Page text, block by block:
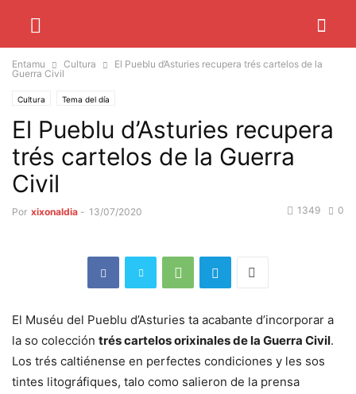
Entamu Cultura
El Pueblu d’Asturies recupera trés cartelos de la
Guerra Civil
Cultura Tema del día
El Pueblu d’Asturies recupera
trés cartelos de la Guerra
Civil
Por xixonaldia - 13/07/2020 0
1349
El Muséu del Pueblu d’Asturies ta acabante d’incorporar a
la so colección trés cartelos orixinales de la Guerra Civil.
Los trés caltiénense en perfectes condiciones y les sos
tintes litográfiques, talo como salieron de la prensa